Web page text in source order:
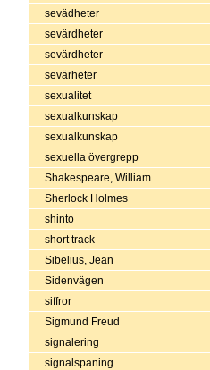
sevädheter
sevärdheter
sevärdheter
sevärheter
sexualitet
sexualkunskap
sexualkunskap
sexuella övergrepp
Shakespeare, William
Sherlock Holmes
shinto
short track
Sibelius, Jean
Sidenvägen
siffror
Sigmund Freud
signalering
signalspaning